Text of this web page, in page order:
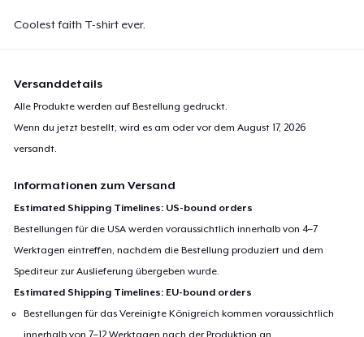
Coolest faith T-shirt ever.
Versanddetails
Alle Produkte werden auf Bestellung gedruckt.
Wenn du jetzt bestellt, wird es am oder vor demAugust 17, 2026
versandt.
Informationen zum Versand
Estimated Shipping Timelines: US-bound orders
Bestellungen für die USA werden voraussichtlich innerhalb von 4–7
Werktagen eintreffen, nachdem die Bestellung produziert und dem
Spediteur zur Auslieferung übergeben wurde.
Estimated Shipping Timelines: EU-bound orders
Bestellungen für das Vereinigte Königreich kommen voraussichtlich
innerhalb von 7–12 Werktagen nach der Produktion an.